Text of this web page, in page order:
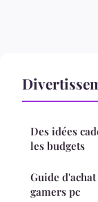
Des idées
les budgets
Guide
gamers pc